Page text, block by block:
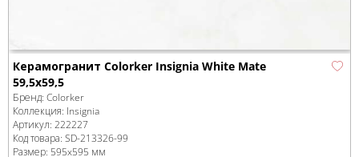
Керамогранит Colorker Insignia White Mate
59,5x59,5
Бренд: Colorker
Коллекция: Insignia
Артикул: 222227
Код товара: SD-213326-99
Размер: 595x595 мм